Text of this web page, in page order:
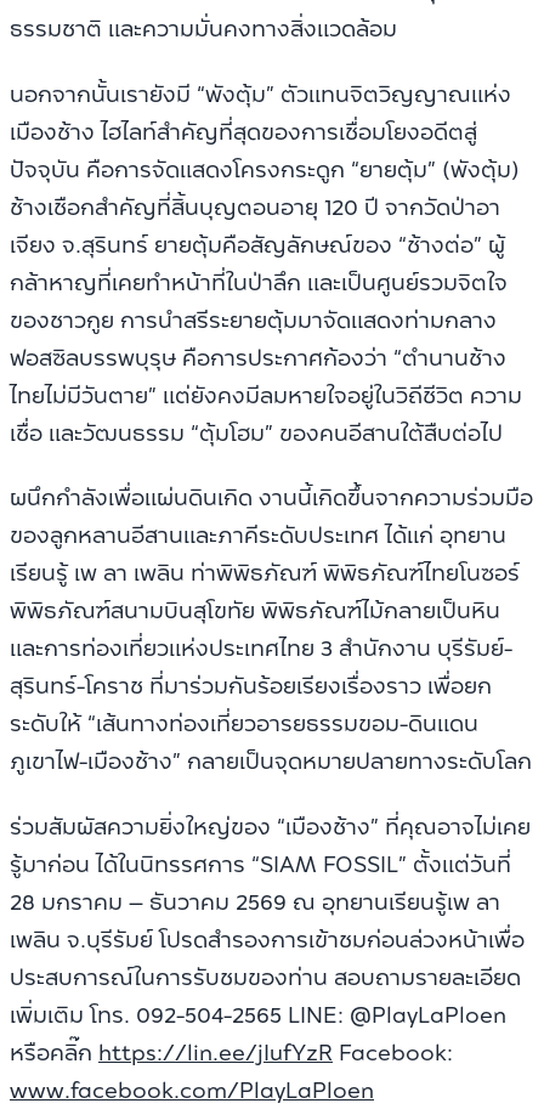
ธรรมชาติ และความมั่นคงทางสิ่งแวดล้อม
นอกจากนั้นเรายังมี “พังตุ้ม” ตัวแทนจิตวิญญาณแห่ง
เมืองช้าง ไฮไลท์สำคัญที่สุดของการเชื่อมโยงอดีตสู่
ปัจจุบัน คือการจัดแสดงโครงกระดูก “ยายตุ้ม” (พังตุ้ม)
ช้างเชือกสำคัญที่สิ้นบุญตอนอายุ 120 ปี จากวัดป่าอา
เจียง จ.สุรินทร์ ยายตุ้มคือสัญลักษณ์ของ “ช้างต่อ” ผู้
กล้าหาญที่เคยทำหน้าที่ในป่าลึก และเป็นศูนย์รวมจิตใจ
ของชาวกูย การนำสรีระยายตุ้มมาจัดแสดงท่ามกลาง
ฟอสซิลบรรพบุรุษ คือการประกาศก้องว่า “ตำนานช้าง
ไทยไม่มีวันตาย” แต่ยังคงมีลมหายใจอยู่ในวิถีชีวิต ความ
เชื่อ และวัฒนธรรม “ตุ้มโฮม” ของคนอีสานใต้สืบต่อไป
ผนึกกำลังเพื่อแผ่นดินเกิด งานนี้เกิดขึ้นจากความร่วมมือ
ของลูกหลานอีสานและภาคีระดับประเทศ ได้แก่ อุทยาน
เรียนรู้ เพ ลา เพลิน ท่าพิพิธภัณฑ์ พิพิธภัณฑ์ไทยโนซอร์
พิพิธภัณฑ์สนามบินสุโขทัย พิพิธภัณฑ์ไม้กลายเป็นหิน
และการท่องเที่ยวแห่งประเทศไทย 3 สำนักงาน บุรีรัมย์-
สุรินทร์-โคราช ที่มาร่วมกันร้อยเรียงเรื่องราว เพื่อยก
ระดับให้ “เส้นทางท่องเที่ยวอารยธรรมขอม-ดินแดน
ภูเขาไฟ-เมืองช้าง” กลายเป็นจุดหมายปลายทางระดับโลก
ร่วมสัมผัสความยิ่งใหญ่ของ “เมืองช้าง” ที่คุณอาจไม่เคย
รู้มาก่อน ได้ในนิทรรศการ “SIAM FOSSIL” ตั้งแต่วันที่
28 มกราคม – ธันวาคม 2569 ณ อุทยานเรียนรู้เพ ลา
เพลิน จ.บุรีรัมย์ โปรดสำรองการเข้าชมก่อนล่วงหน้าเพื่อ
ประสบการณ์ในการรับชมของท่าน สอบถามรายละเอียด
เพิ่มเติม โทร. 092-504-2565 LINE: @PlayLaPloen
หรือคลิ๊ก https://lin.ee/jIufYzR Facebook:
www.facebook.com/PlayLaPloen